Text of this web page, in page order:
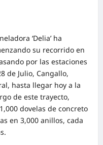
‘Delia’ ha
su recorrido en
por las estaciones
de Julio, Cangallo,
hasta llegar hoy a la
de este trayecto,
dovelas de concreto
en 3,000 anillos, cada